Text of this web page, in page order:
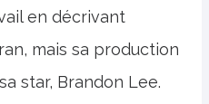
en décrivant
mais sa production
star, Brandon Lee.